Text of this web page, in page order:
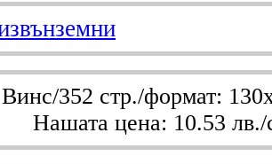
352 стр./формат:
Нашата цена: 10.53 лв./